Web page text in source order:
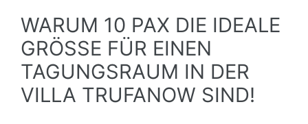
WARUM 10 PAX DIE IDEALE
GRÖSSE FÜR EINEN T
AGUNGSRAUM IN DER V
ILLA TRUFANOW SIND!